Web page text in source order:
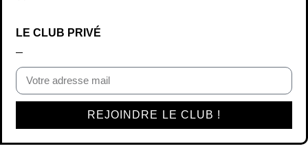
LE CLUB PRIVÉ
REJOINDRE LE CLUB !